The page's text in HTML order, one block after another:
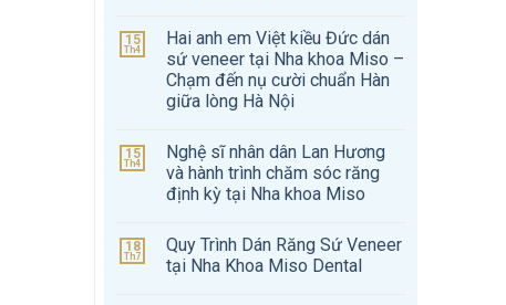
15
Th4
Hai anh em Việt kiều Đức dán
sứ veneer tại Nha khoa Miso –
Chạm đến nụ cười chuẩn Hàn
giữa lòng Hà Nội
15
Th4
Nghệ sĩ nhân dân Lan Hương
và hành trình chăm sóc răng
định kỳ tại Nha khoa Miso
18
Th7
Quy Trình Dán Răng Sứ Veneer
tại Nha Khoa Miso Dental